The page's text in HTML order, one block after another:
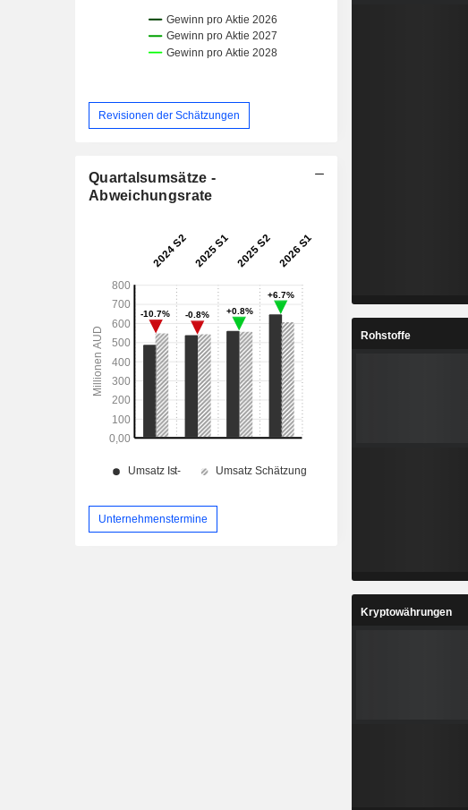
Revisionen der Schätzungen
Quartalsumsätze -
Abweichungsrate
Unternehmenstermine
Rohstoffe
Kryptowährungen